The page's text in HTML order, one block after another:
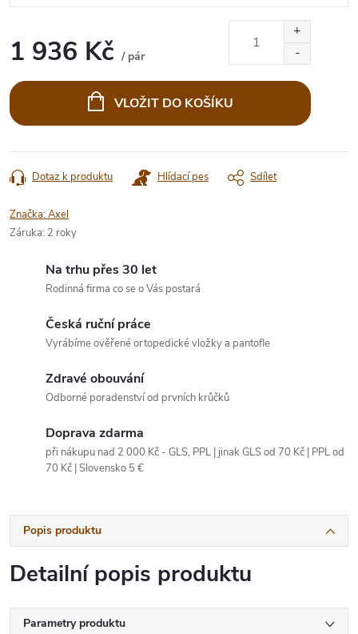
1 936 Kč / pár
cena:
VLOŽIT DO KOŠÍKU
Dotaz k produktu Hlídací pes Sdílet
Značka:Axel
Záruka: 2 roky
Na trhu přes 30 let
Rodinná firma co se o Vás postará
Česká ruční práce
Vyrábíme ověřené ortopedické vložky a pantofle
Zdravé obouvání
Odborné poradenství od prvních krůčků
Doprava zdarma
při nákupu nad 2 000 Kč - GLS, PPL | jinak GLS od 70 Kč | PPL od
70 Kč | Slovensko 5 €
Popis produktu
Detailní popis produktu
Parametry produktu